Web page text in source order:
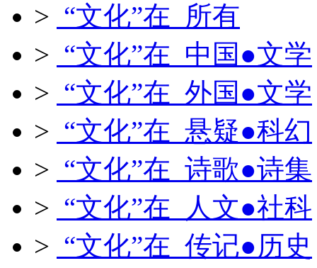
> “文化”在 所有
> “文化”在 中国●文学
> “文化”在 外国●文学
> “文化”在 悬疑●科幻
> “文化”在 诗歌●诗集
> “文化”在 人文●社科
> “文化”在 传记●历史